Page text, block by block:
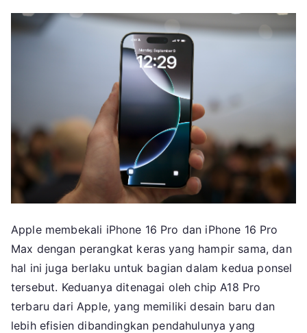
Apple membekali iPhone 16 Pro dan iPhone 16 Pro
Max dengan perangkat keras yang hampir sama, dan
hal ini juga berlaku untuk bagian dalam kedua ponsel
tersebut. Keduanya ditenagai oleh chip A18 Pro
terbaru dari Apple, yang memiliki desain baru dan
lebih efisien dibandingkan pendahulunya yang